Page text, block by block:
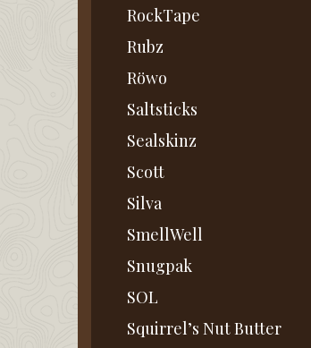
RockTape
Rubz
Röwo
Saltsticks
Sealskinz
Scott
Silva
SmellWell
Snugpak
SOL
Squirrel’s Nut Butter